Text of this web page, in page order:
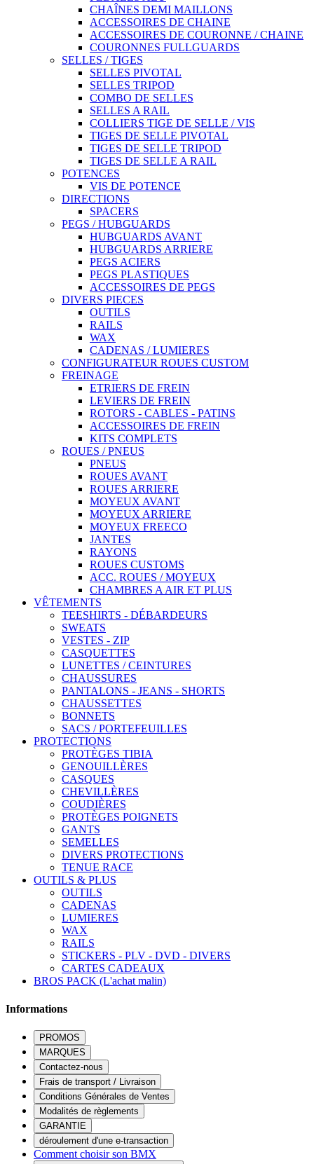
CHAÎNES DEMI MAILLONS
ACCESSOIRES DE CHAINE
ACCESSOIRES DE COURONNE / CHAINE
COURONNES FULLGUARDS
SELLES / TIGES
SELLES PIVOTAL
SELLES TRIPOD
COMBO DE SELLES
SELLES A RAIL
COLLIERS TIGE DE SELLE / VIS
TIGES DE SELLE PIVOTAL
TIGES DE SELLE TRIPOD
TIGES DE SELLE A RAIL
POTENCES
VIS DE POTENCE
DIRECTIONS
SPACERS
PEGS / HUBGUARDS
HUBGUARDS AVANT
HUBGUARDS ARRIERE
PEGS ACIERS
PEGS PLASTIQUES
ACCESSOIRES DE PEGS
DIVERS PIECES
OUTILS
RAILS
WAX
CADENAS / LUMIERES
CONFIGURATEUR ROUES CUSTOM
FREINAGE
ETRIERS DE FREIN
LEVIERS DE FREIN
ROTORS - CABLES - PATINS
ACCESSOIRES DE FREIN
KITS COMPLETS
ROUES / PNEUS
PNEUS
ROUES AVANT
ROUES ARRIERE
MOYEUX AVANT
MOYEUX ARRIERE
MOYEUX FREECO
JANTES
RAYONS
ROUES CUSTOMS
ACC. ROUES / MOYEUX
CHAMBRES A AIR ET PLUS
VÊTEMENTS
TEESHIRTS - DÉBARDEURS
SWEATS
VESTES - ZIP
CASQUETTES
LUNETTES / CEINTURES
CHAUSSURES
PANTALONS - JEANS - SHORTS
CHAUSSETTES
BONNETS
SACS / PORTEFEUILLES
PROTECTIONS
PROTÈGES TIBIA
GENOUILLÈRES
CASQUES
CHEVILLÈRES
COUDIÈRES
PROTÈGES POIGNETS
GANTS
SEMELLES
DIVERS PROTECTIONS
TENUE RACE
OUTILS & PLUS
OUTILS
CADENAS
LUMIERES
WAX
RAILS
STICKERS - PLV - DVD - DIVERS
CARTES CADEAUX
BROS PACK (L'achat malin)
Informations
PROMOS
MARQUES
Contactez-nous
Frais de transport / Livraison
Conditions Générales de Ventes
Modalités de règlements
GARANTIE
déroulement d'une e-transaction
Comment choisir son BMX